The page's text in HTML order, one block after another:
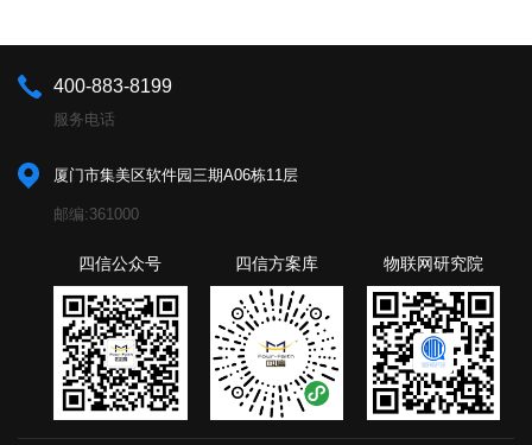
400-883-8199
服务电话
厦门市集美区软件园三期A06栋11层
邮编:361000
四信公众号 四信方案库 物联网研究院